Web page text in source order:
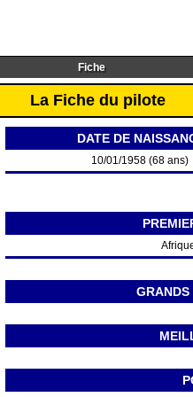
Fiche
La Fiche du pilote
DATE DE
10/01/1958 (68 ans)
GRANDS